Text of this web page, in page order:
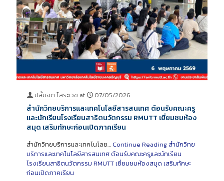
ปลื้มจิต โสระเวช at 07/05/2026
สำนักวิทยบริการและเทคโนโลยีสารสนเทศ ต้อนรับคณะครู
และนักเรียนโรงเรียนสาธิตนวัตกรรม RMUTT เยี่ยมชมห้อง
สมุด เสริมทักษะก่อนเปิดภาคเรียน
สำนักวิทยบริการและเทคโนโลย… Continue Reading สำนักวิทย
บริการและเทคโนโลยีสารสนเทศ ต้อนรับคณะครูและนักเรียน
โรงเรียนสาธิตนวัตกรรม RMUTT เยี่ยมชมห้องสมุด เสริมทักษะ
ก่อนเปิดภาคเรียน